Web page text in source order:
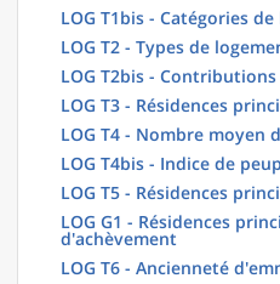
LOG T1bis - Catégories
LOG T2 - Types de
LOG T2bis -
LOG T3 - Résidences
LOG T4 - Nombre moyen
LOG T4bis - Indice de
LOG T5 - Résidences
LOG G1 - Résidences
d'achèvement
LOG T6 - Ancienneté